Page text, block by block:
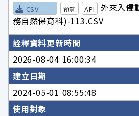
CSV 預覽 API
外來入侵
務自然保育科)-113.CSV
詮釋資料更新時間
2026-08-04 16:00:34
建立日期
2024-05-01 08:55:48
使用對象